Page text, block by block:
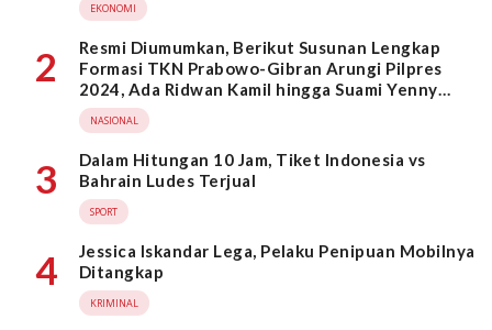
EKONOMI
2
Resmi Diumumkan, Berikut Susunan Lengkap
Formasi TKN Prabowo-Gibran Arungi Pilpres
2024, Ada Ridwan Kamil hingga Suami Yenny
Wahid
NASIONAL
3
Dalam Hitungan 10 Jam, Tiket Indonesia vs
Bahrain Ludes Terjual
SPORT
4
Jessica Iskandar Lega, Pelaku Penipuan Mobilnya
Ditangkap
KRIMINAL